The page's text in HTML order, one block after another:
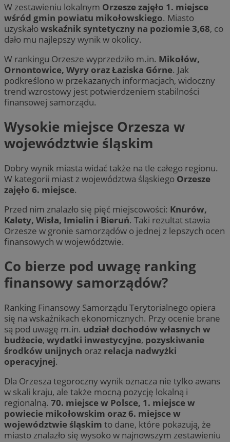
W zestawieniu lokalnym Orzesze zajęło 1. miejsce
wśród gmin powiatu mikołowskiego. Miasto
uzyskałowskaźnik syntetyczny na poziomie 3,68, co
dało mu najlepszy wynik w okolicy.
W rankingu Orzesze wyprzedziło m.in. Mikołów,
Ornontowice, Wyry oraz Łaziska Górne. Jak
podkreślono w przekazanych informacjach, widoczny
trend wzrostowy jest potwierdzeniem stabilności
finansowej samorządu.
Wysokie miejsce Orzesza w
województwie śląskim
Dobry wynik miasta widać także na tle całego regionu.
W kategorii miast z województwa śląskiego Orzesze
zajęło 6. miejsce.
Przed nim znalazło się pięć miejscowości: Knurów,
Kalety, Wisła, Imielin i Bieruń. Taki rezultat stawia
Orzesze w gronie samorządów o jednej z lepszych ocen
finansowych w województwie.
Co bierze pod uwagę ranking
finansowy samorządów?
Ranking Finansowy Samorządu Terytorialnego opiera
się na wskaźnikach ekonomicznych. Przy ocenie brane
są pod uwagę m.in. udział dochodów własnych w
budżecie, wydatki inwestycyjne, pozyskiwanie
środków unijnych oraz relacja nadwyżki
operacyjnej.
Dla Orzesza tegoroczny wynik oznacza nie tylko awans
w skali kraju, ale także mocną pozycję lokalną i
regionalną. 70. miejsce w Polsce, 1. miejsce w
powiecie mikołowskim oraz 6. miejsce w
województwie śląskim to dane, które pokazują, że
miasto znalazło się wysoko w najnowszym zestawieniu